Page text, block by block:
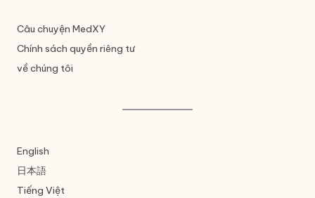
Câu chuyện MedXY
Chính sách quyền riêng tư
về chúng tôi
English
日本語
Tiếng Việt